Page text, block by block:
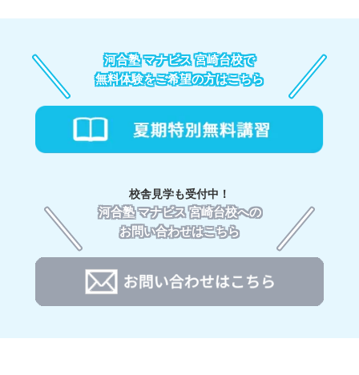
校舎見学も受付中！
河合塾 マナビス 宮崎台校への
お問い合わせはこちら
河合塾 マナビス 宮崎台校で
無料体験をご希望の方はこちら